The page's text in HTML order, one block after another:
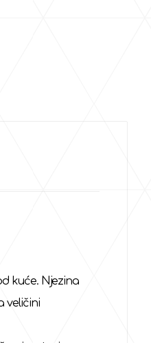
kuće. Njezina
veličini